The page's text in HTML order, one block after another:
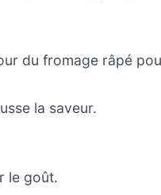
du fromage râpé
la saveur.
le goût.